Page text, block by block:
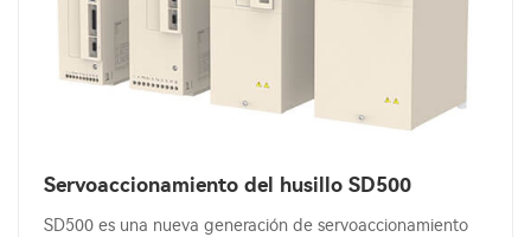
Servoaccionamiento del husillo SD500
SD500 es una nueva generación de servoaccionamiento